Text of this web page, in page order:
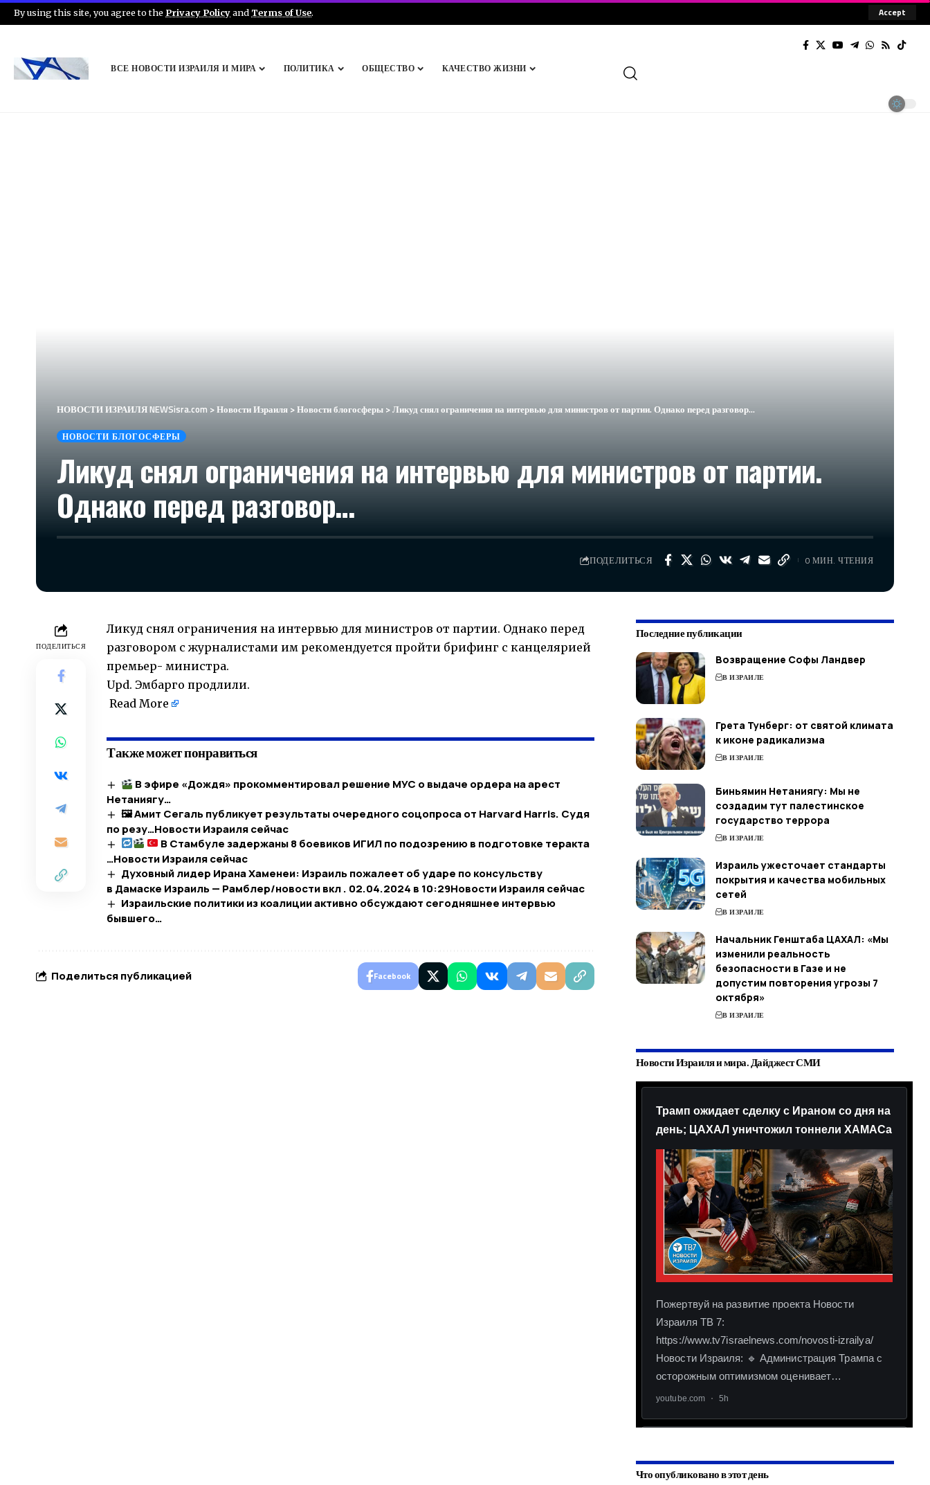
By using this site, you agree to the Privacy Policyand Terms of Use. Accept
ВСЕ НОВОСТИ ИЗРАИЛЯ И МИРА ПОЛИТИКА ОБЩЕСТВО КАЧЕСТВО ЖИЗНИ
НОВОСТИ ИЗРАИЛЯ NEWSisra.com >Новости Израиля >Новости блогосферы >Ликуд снял ограничения на интервью для министров от партии. Однако перед разговор…
НОВОСТИ БЛОГОСФЕРЫ
Ликуд снял ограничения на интервью для министров от партии.
Однако перед разговор…
ПОДЕЛИТЬСЯ 0 МИН. ЧТЕНИЯ
ПОДЕЛИТЬСЯ
Ликуд снял ограничения на интервью для министров от партии. Однако перед
разговором с журналистами им рекомендуется пройти брифинг с канцелярией
премьер- министра.
Upd. Эмбарго продлили.
Read More
Также может понравиться
В эфире «Дождя» прокомментировал решение МУС о выдаче ордера на арест
Нетаниягу…
🖼 Амит Сегаль публикует результаты очередного соцопроса от Harvard Harris. Судя
по резу…​Новости Израиля сейчас
В Стамбуле задержаны 8 боевиков ИГИЛ по подозрению в подготовке теракта
…​Новости Израиля сейчас
Духовный лидер Ирана Хаменеи: Израиль пожалеет об ударе по консульству
в Дамаске Израиль — Рамблер/новости вкл . 02.04.2024 в 10:29​Новости Израиля сейчас
Израильские политики из коалиции активно обсуждают сегодняшнее интервью
бывшего…
Поделиться публикацией Facebook
Последние публикации
Возвращение Софы Ландвер
В ИЗРАИЛЕ
Грета Тунберг: от святой климата
к иконе радикализма
В ИЗРАИЛЕ
Биньямин Нетаниягу: Мы не
создадим тут палестинское
государство террора
В ИЗРАИЛЕ
Израиль ужесточает стандарты
покрытия и качества мобильных
сетей
В ИЗРАИЛЕ
Начальник Генштаба ЦАХАЛ: «Мы
изменили реальность
безопасности в Газе и не
допустим повторения угрозы 7
октября»
В ИЗРАИЛЕ
Новости Израиля и мира. Дайджест СМИ
Что опубликовано в этот день